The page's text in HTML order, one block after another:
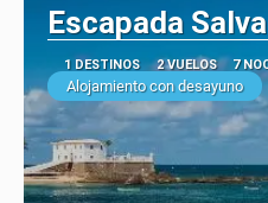
Escapada
1 DESTINOS 2 VUELOS 7
Alojamiento con desayuno